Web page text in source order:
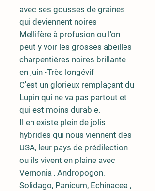
avec ses gousses de graines
qui deviennent noires
Mellifère à profusion ou l'on
peut y voir les grosses abeilles
charpentières noires brillante
en juin -Très longévif
C'est un glorieux remplaçant du
Lupin qui ne va pas partout et
qui est moins durable.
Il en existe plein de jolis
hybrides qui nous viennent des
USA, leur pays de prédilection
ou ils vivent en plaine avec
Vernonia , Andropogon,
Solidago, Panicum, Echinacea ,